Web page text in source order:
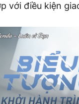
với điều kiện